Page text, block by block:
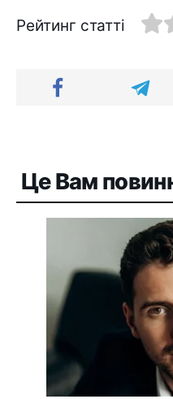
Рейтинг статті
Це Вам